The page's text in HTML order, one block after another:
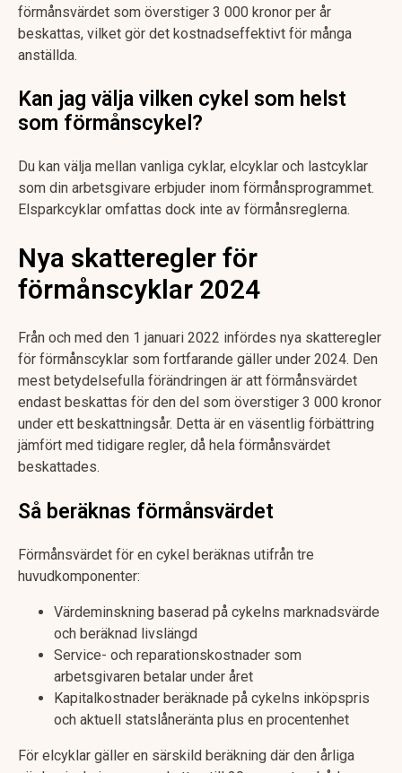
förmånsvärdet som överstiger 3 000 kronor per år
beskattas, vilket gör det kostnadseffektivt för många
anställda.
Kan jag välja vilken cykel som helst
som förmånscykel?
Du kan välja mellan vanliga cyklar, elcyklar och lastcyklar
som din arbetsgivare erbjuder inom förmånsprogrammet.
Elsparkcyklar omfattas dock inte av förmånsreglerna.
Nya skatteregler för
förmånscyklar 2024
Från och med den 1 januari 2022 infördes nya skatteregler
för förmånscyklar som fortfarande gäller under 2024. Den
mest betydelsefulla förändringen är att förmånsvärdet
endast beskattas för den del som överstiger 3 000 kronor
under ett beskattningsår. Detta är en väsentlig förbättring
jämfört med tidigare regler, då hela förmånsvärdet
beskattades.
Så beräknas förmånsvärdet
Förmånsvärdet för en cykel beräknas utifrån tre
huvudkomponenter:
Värdeminskning baserad på cykelns marknadsvärde
och beräknad livslängd
Service- och reparationskostnader som
arbetsgivaren betalar under året
Kapitalkostnader beräknade på cykelns inköpspris
och aktuell statslåneränta plus en procentenhet
För elcyklar gäller en särskild beräkning där den årliga